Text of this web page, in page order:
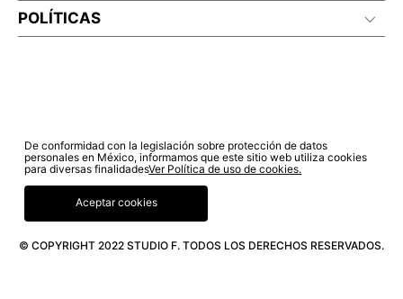
POLÍTICAS
© COPYRIGHT 2022 STUDIO F. TODOS LOS DERECHOS RESERVADOS.
De conformidad con la legislación sobre protección de datos
personales en México, informamos que este sitio web utiliza cookies
para diversas finalidadesVer Política de uso de cookies.
Aceptar cookies